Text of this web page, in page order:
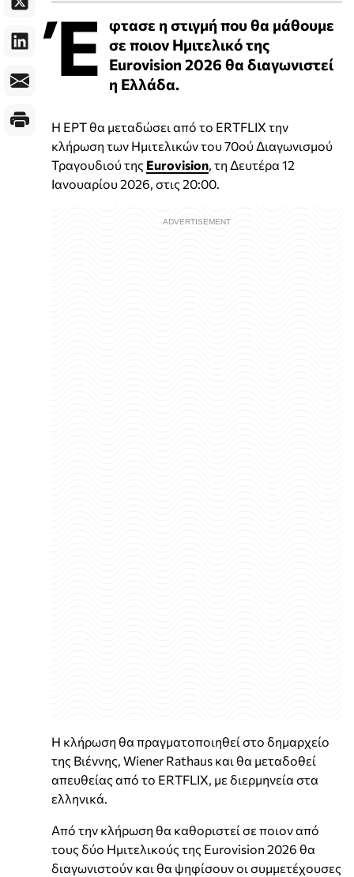
Έ φτασε η στιγμή που θα μάθουμε
σε ποιον Ημιτελικό της
Eurovision 2026 θα διαγωνιστεί
η Ελλάδα.
Η ΕΡΤ θα μεταδώσει από το ERTFLIX την
κλήρωση των Ημιτελικών του 70ού Διαγωνισμού
Τραγουδιού της Eurovision, τη Δευτέρα 12
Ιανουαρίου 2026, στις 20:00.
Η κλήρωση θα πραγματοποιηθεί στο δημαρχείο
της Βιέννης, Wiener Rathaus και θα μεταδοθεί
απευθείας από το ERTFLIX, με διερμηνεία στα
ελληνικά.
Από την κλήρωση θα καθοριστεί σε ποιον από
τους δύο Ημιτελικούς της Εurovision 2026 θα
διαγωνιστούν και θα ψηφίσουν οι συμμετέχουσες